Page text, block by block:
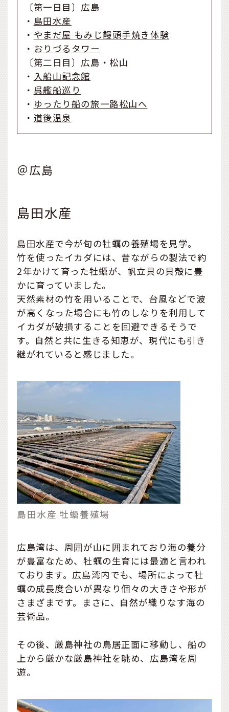
〔第一日目〕広島
・ 島田水産
・ やまだ屋 もみじ饅頭手焼き体験
・ おりづるタワー
〔第二日目〕広島・松山
・ 入船山記念館
・ 呉艦船巡り
・ ゆったり船の旅一路松山へ
・ 道後温泉
＠広島
島田水産
島田水産で今が旬の牡蠣の養殖場を見学。
竹を使ったイカダには、昔ながらの製法で約
2年かけて育った牡蠣が、帆立貝の貝殻に豊
かに育っていました。
天然素材の竹を用いることで、台風などで波
が高くなった場合にも竹のしなりを利用して
イカダが破損することを回避できるそうで
す。自然と共に生きる知恵が、現代にも引き
継がれていると感じました。
島田水産 牡蠣養殖場
広島湾は、周囲が山に囲まれており海の養分
が豊富なため、牡蠣の生育には最適と言われ
ております。広島湾内でも、場所によって牡
蠣の成長度合いが異なり個々の大きさや形が
さまざまです。まさに、自然が織りなす海の
芸術品。
その後、厳島神社の鳥居正面に移動し、船の
上から厳かな厳島神社を眺め、広島湾を周
遊。